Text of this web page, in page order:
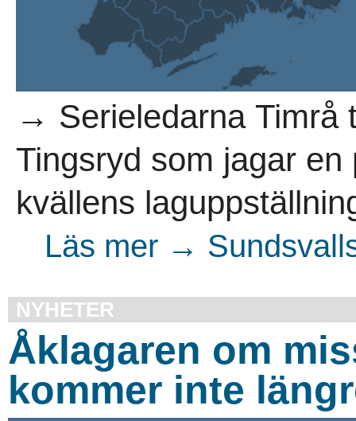
→ Serieledarna Timrå
Tingsryd som jagar
kvällens
Läs mer →
NYHETER
Åklagaren om
kommer inte